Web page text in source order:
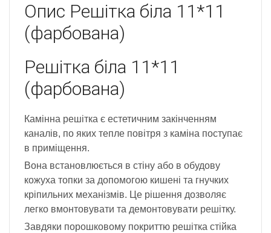
Опис Решітка біла 11*11
(фарбована)
Решітка біла 11*11
(фарбована)
Камінна решітка є естетичним закінченням
каналів, по яких тепле повітря з каміна поступає
в приміщення.
Вона встановлюється в стіну або в обудову
кожуха топки за допомогою кишені та гнучких
кріпильних механізмів. Це рішення дозволяє
легко вмонтовувати та демонтовувати решітку.
Завдяки порошковому покриттю решітка стійка